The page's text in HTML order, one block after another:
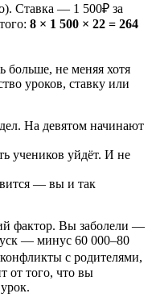
Ставка — 1 500₽ за
8 × 1 500 × 22 = 264
больше, не меняя хотя
уроков, ставку или
На девятом начинают
учеников уйдёт. И не
— вы и так
фактор. Вы заболели —
— минус 60 000–80
с родителями,
от того, что вы